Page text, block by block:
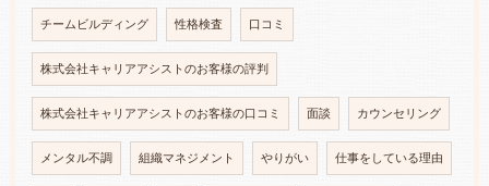
チームビルディング 性格検査 口コミ
株式会社キャリアアシストのお客様の評判
株式会社キャリアアシストのお客様の口コミ 面談 カウンセリング
メンタル不調 組織マネジメント やりがい 仕事をしている理由